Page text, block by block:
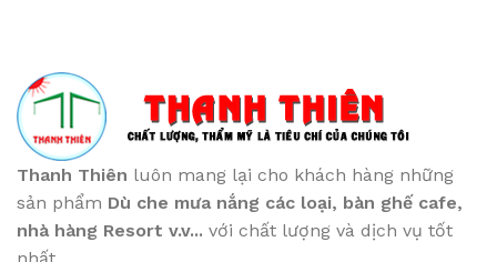
Thanh Thiên luôn mang lại cho khách hàng những
sản phẩm Dù che mưa nắng các loại, bàn ghế cafe,
nhà hàng Resort v.v... với chất lượng và dịch vụ tốt